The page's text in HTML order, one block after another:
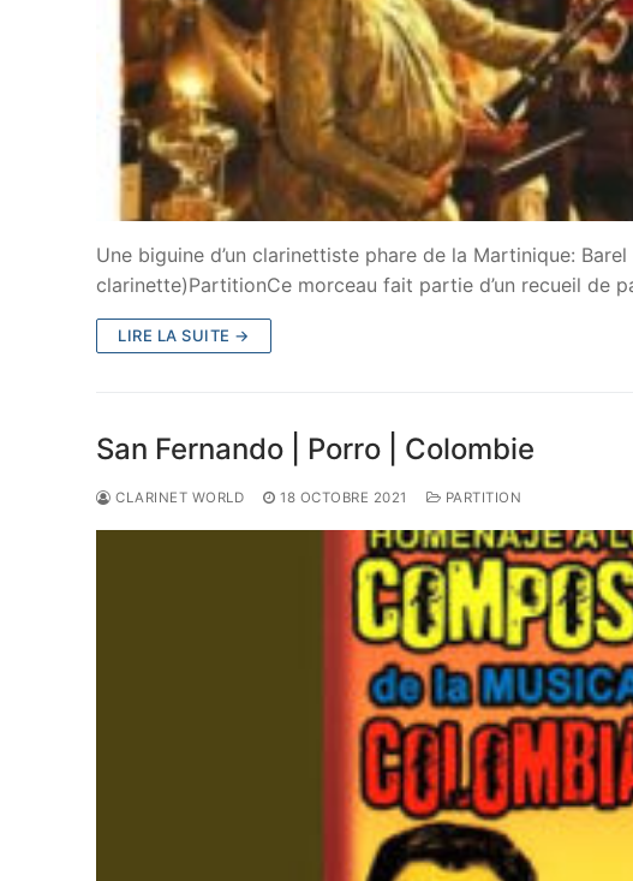
Une biguine d’un clarinettiste phare de la Martinique:
clarinette)PartitionCe morceau fait partie d’un recueil de
LIRE LA SUITE →
San Fernando | Porro | Colombie
CLARINET WORLD 18 OCTOBRE 2021 PARTITION